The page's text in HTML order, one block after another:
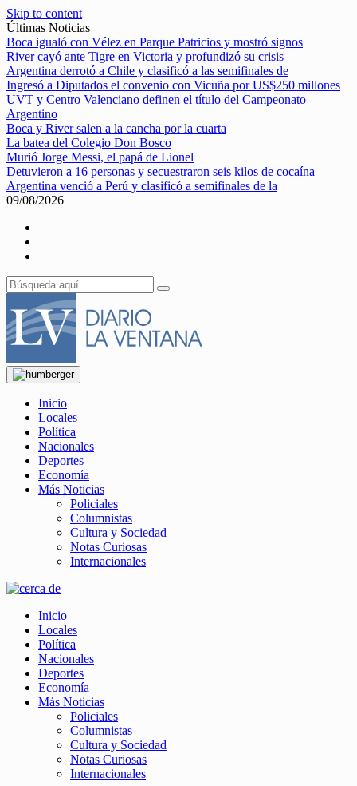
Skip to content
Últimas Noticias
Boca igualó con Vélez en Parque Patricios y mostró signos
River cayó ante Tigre en Victoria y profundizó su crisis
Argentina derrotó a Chile y clasificó a las semifinales de
Ingresó a Diputados el convenio con Vicuña por US$250 millones
UVT y Centro Valenciano definen el título del Campeonato
Argentino
Boca y River salen a la cancha por la cuarta
La batea del Colegio Don Bosco
Murió Jorge Messi, el papá de Lionel
Detuvieron a 16 personas y secuestraron seis kilos de cocaína
Argentina venció a Perú y clasificó a semifinales de la
09/08/2026
Inicio
Locales
Política
Nacionales
Deportes
Economía
Más Noticias
Policiales
Columnistas
Cultura y Sociedad
Notas Curiosas
Internacionales
Inicio
Locales
Política
Nacionales
Deportes
Economía
Más Noticias
Policiales
Columnistas
Cultura y Sociedad
Notas Curiosas
Internacionales